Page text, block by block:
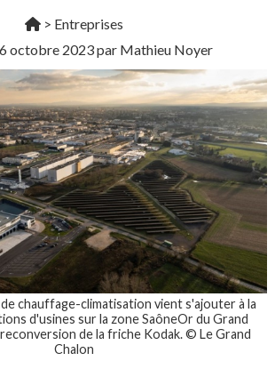
> Entreprises
octobre 2023par Mathieu Noyer
chauffage-climatisation vient s'ajouter à la
d'usines sur la zone SaôneOr du Grand
de la friche Kodak. © Le Grand
Chalon